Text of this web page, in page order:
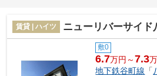
賃貸 | ハイツ ニューリバーサイド
敷0
6.7万円～7.3
地下鉄谷町線 「